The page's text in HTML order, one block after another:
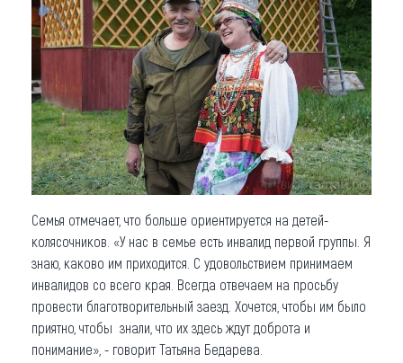
Семья отмечает, что больше ориентируется на детей-
колясочников. «У нас в семье есть инвалид первой группы. Я
знаю, каково им приходится. С удовольствием принимаем
инвалидов со всего края. Всегда отвечаем на просьбу
провести благотворительный заезд. Хочется, чтобы им было
приятно, чтобы знали, что их здесь ждут доброта и
понимание», - говорит Татьяна Бедарева.